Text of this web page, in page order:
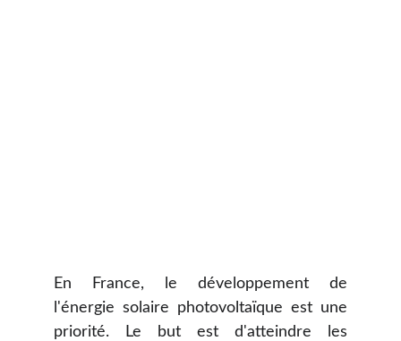
En France, le développement de
l'énergie solaire photovoltaïque est une
priorité. Le but est d'atteindre les